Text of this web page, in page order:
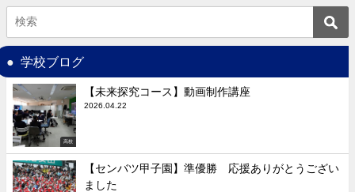
学校ブログ
高校
【未来探究コース】動画制作講座
2026.04.22
【センバツ甲子園】準優勝 応援ありがとうござい
ました